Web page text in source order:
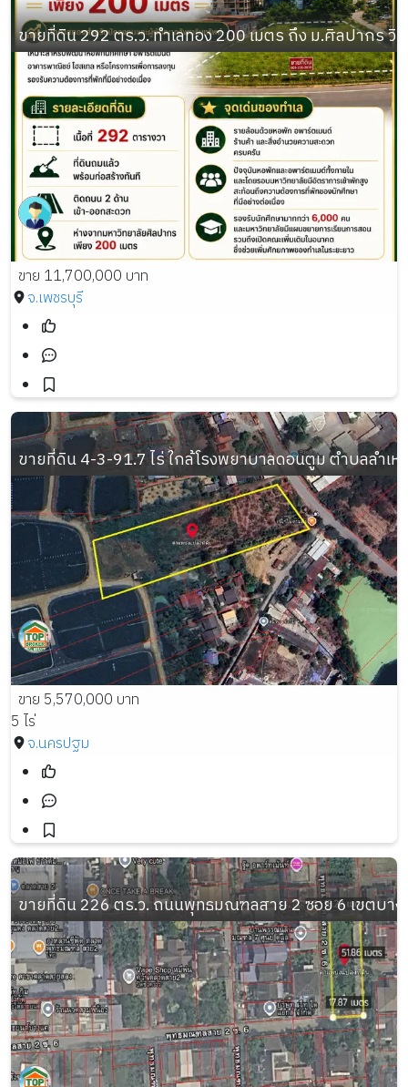
ขายที่ดิน 292 ตร.ว. ทำเลทอง 200 เมตร ถึง ม.ศิลปากร วิ
ขาย 11,700,000 บาท
จ.เพชรบุรี
ขายที่ดิน 4-3-91.7 ไร่ ใกล้โรงพยาบาลดอนตูม ตำบลลำเ
ขาย 5,570,000 บาท
5 ไร่
จ.นครปฐม
ขายที่ดิน 226 ตร.ว. ถนนพุทธมณฑลสาย 2 ซอย 6 เขตบา